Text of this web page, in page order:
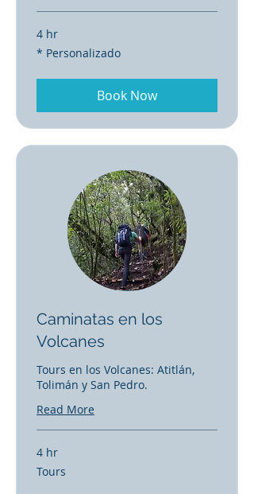
4 hr
*
Personalizado
* Personalizado
Book Now
Caminatas en los
Volcanes
Tours en los Volcanes: Atitlán,
Tolimán y San Pedro.
Read More
4 hr
Tours
Tours